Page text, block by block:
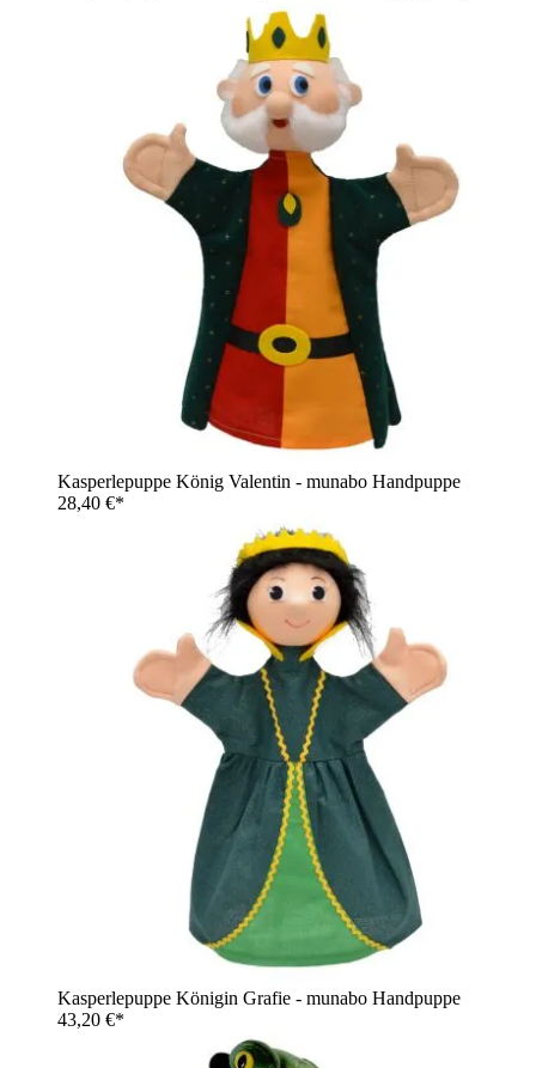
Kasperlepuppe König Valentin - munabo Handpuppe
28,40 €*
Kasperlepuppe Königin Grafie - munabo Handpuppe
43,20 €*